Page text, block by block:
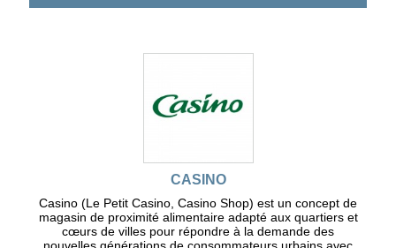
CASINO
Casino (Le Petit Casino, Casino Shop) est un concept de
magasin de proximité alimentaire adapté aux quartiers et
cœurs de villes pour répondre à la demande des